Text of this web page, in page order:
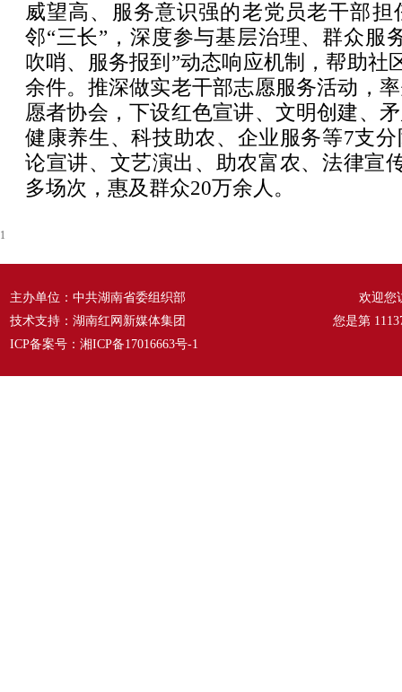
威望高、服务意识强的老党员老干部
邻“三长”，深度参与基层治理、群众服
吹哨、服务报到”动态响应机制，帮助社
余件。推深做实老干部志愿服务活动，
愿者协会，下设红色宣讲、文明创建、
健康养生、科技助农、企业服务等7支
论宣讲、文艺演出、助农富农、法律宣
多场次，惠及群众20万余人。
1
主办单位：中共湖南省委组织部
技术支持：湖南红网新媒体集团
ICP备案号： 湘ICP备17016663号-1
欢迎您
您是第